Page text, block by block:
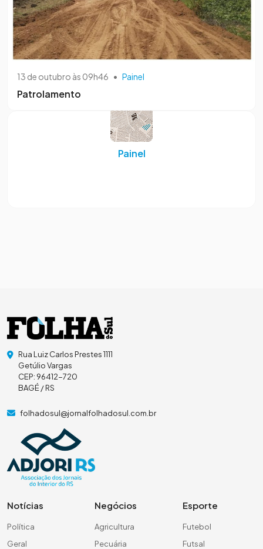
13 de outubro às 09h46 • Painel
Patrolamento
Painel
Rua Luiz Carlos Prestes 1111
Getúlio Vargas
CEP: 96412-720
BAGÉ / RS
folhadosul@jornalfolhadosul.com.br
Notícias
Política
Geral
Negócios
Agricultura
Pecuária
Esporte
Futebol
Futsal